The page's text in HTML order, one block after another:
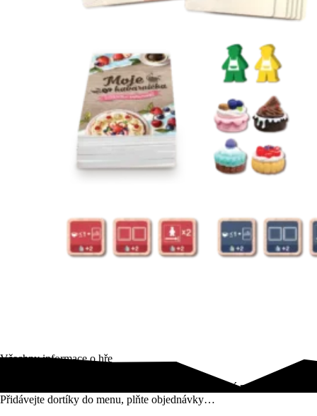
Všechny informace o hře
Sladké dobroty v rozšíření Moje kavárnička – Sladké potěšení!
Přidávejte dortíky do menu, plňte objednávky…